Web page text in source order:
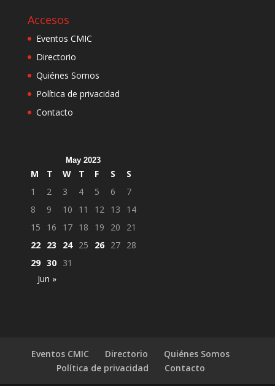
Accesos
Eventos CMIC
Directorio
Quiénes Somos
Política de privacidad
Contacto
May 2023
M T W T F S
S
1
2 3 4 5 6
7
8
9 10 11 12 13
14
15
16 17 18 19 20
21
22 23 24 25 26 27 28
29 30 31
Jun »
Eventos CMIC Directorio
Quiénes Somos
Política de privacidad
Contacto